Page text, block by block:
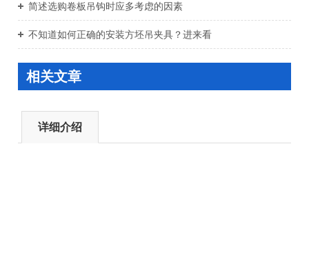
简述选购卷板吊钩时应多考虑的因素
不知道如何正确的安装方坯吊夹具？进来看
相关文章
详细介绍